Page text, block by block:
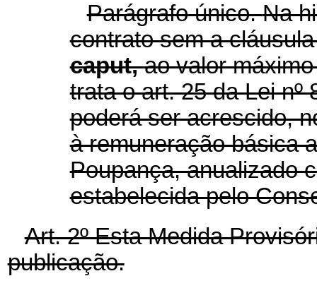
Parágrafo único.Na
contrato sem a
caput,ao valor
trata o art. 25 da Lei nº
poderá ser acrescido,
à remuneração básica
Poupança, anualizado
estabelecida pelo
Art. 2º Esta Medida
publicação.